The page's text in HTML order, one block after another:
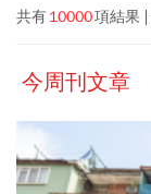
共有10000項結果
今周刊文章